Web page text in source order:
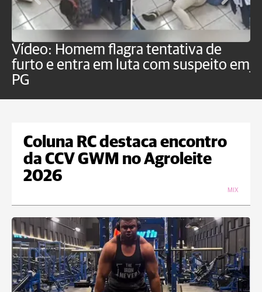
Vídeo: Homem flagra tentativa de
furto e entra em luta com suspeito em
PG
Coluna RC destaca encontro
da CCV GWM no Agroleite
2026
MIX